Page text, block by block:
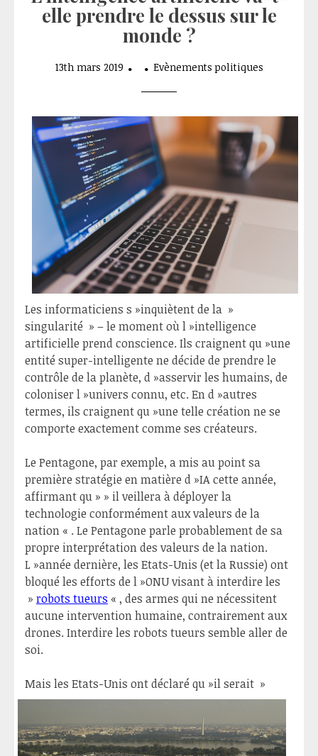
elle prendre le dessus sur le
monde ?
13th mars 2019 Evènements politiques
Les informaticiens s »inquiètent de la »
singularité » – le moment où l »intelligence
artificielle prend conscience. Ils craignent qu »une
entité super-intelligente ne décide de prendre le
contrôle de la planète, d »asservir les humains, de
coloniser l »univers connu, etc. En d »autres
termes, ils craignent qu »une telle création ne se
comporte exactement comme ses créateurs.
Le Pentagone, par exemple, a mis au point sa
première stratégie en matière d »IA cette année,
affirmant qu » » il veillera à déployer la
technologie conformément aux valeurs de la
nation « . Le Pentagone parle probablement de sa
propre interprétation des valeurs de la nation.
L »année dernière, les Etats-Unis (et la Russie) ont
bloqué les efforts de l »ONU visant à interdire les
» robots tueurs « , des armes qui ne nécessitent
aucune intervention humaine, contrairement aux
drones. Interdire les robots tueurs semble aller de
soi.
Mais les Etats-Unis ont déclaré qu »il serait »